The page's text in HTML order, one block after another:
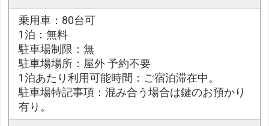
乗用車：80台可
1泊：無料
駐車場制限：無
駐車場場所：屋外 予約不要
1泊あたり利用可能時間：ご宿泊滞在中。
駐車場特記事項：混み合う場合は鍵のお預かり
有り。